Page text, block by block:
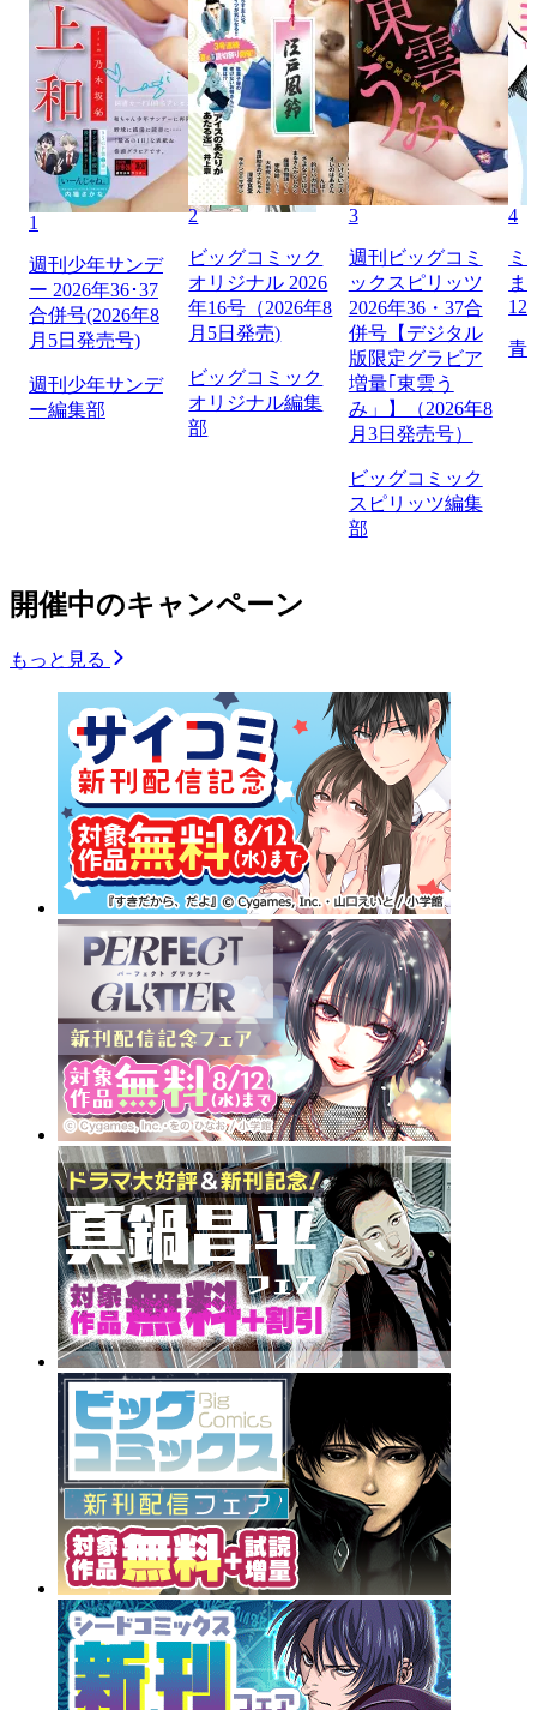
1
週刊少年サンデ
ー 2026年36･37
合併号(2026年8
月5日発売号)
週刊少年サンデ
ー編集部
2
ビッグコミック
オリジナル 2026
年16号（2026年8
月5日発売)
ビッグコミック
オリジナル編集
部
3
週刊ビッグコミ
ックスピリッツ
2026年36・37合
併号【デジタル
版限定グラビア
増量｢東雲う
み」】（2026年8
月3日発売号）
ビッグコミック
スピリッツ編集
部
4
ミ
ま
129
青
開催中のキャンペーン
もっと見る